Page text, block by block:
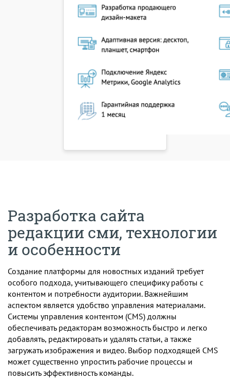
Разработка сайта
редакции сми, технологии
и особенности
Создание платформы для новостных изданий требует
особого подхода, учитывающего специфику работы с
контентом и потребности аудитории. Важнейшим
аспектом является удобство управления материалами.
Системы управления контентом (CMS) должны
обеспечивать редакторам возможность быстро и легко
добавлять, редактировать и удалять статьи, а также
загружать изображения и видео. Выбор подходящей CMS
может существенно упростить рабочие процессы и
повысить эффективность команды.